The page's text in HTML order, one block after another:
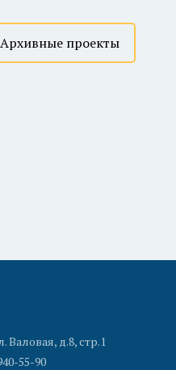
Архивные проекты
Валовая, д.8, стр.1
55-90